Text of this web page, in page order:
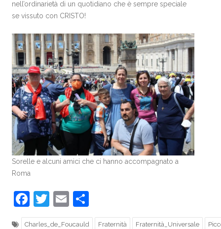
nell’ordinarietà di un quotidiano che è sempre speciale
se vissuto con CRISTO!
Sorelle e alcuni amici che ci hanno accompagnato a
Roma
Facebook
Twitter
Email
Charles_de_Foucauld Fraternità Fraternità_Universale